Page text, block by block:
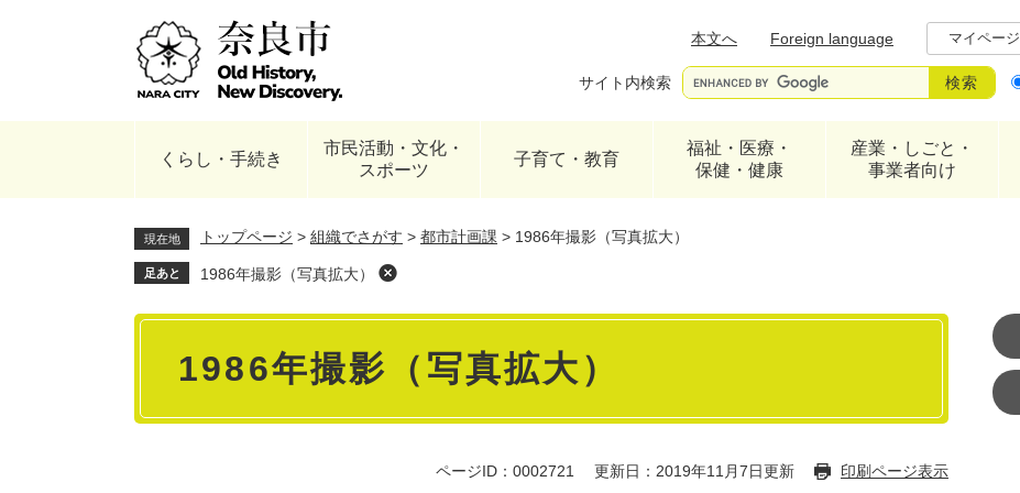
本文へ
Foreign language マイページ
サイト内検索
くらし・手続き
市民活動・文化・
スポーツ
子育て・教育
福祉・医療・
保健・健康
産業・しごと・
事業者向け
現在地 トップページ > 組織でさがす > 都市計画課 > 1986年撮影（写真拡大）
足あと 1986年撮影（写真拡大）
本
1986年撮影（写真拡大）
ページID：0002721 更新日：2019年11月7日更新 印刷ページ表示